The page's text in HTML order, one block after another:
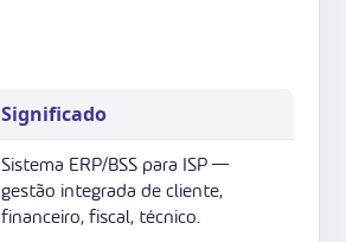
Significado
Sistema ERP/BSS para ISP —
gestão integrada de cliente,
financeiro, fiscal, técnico.